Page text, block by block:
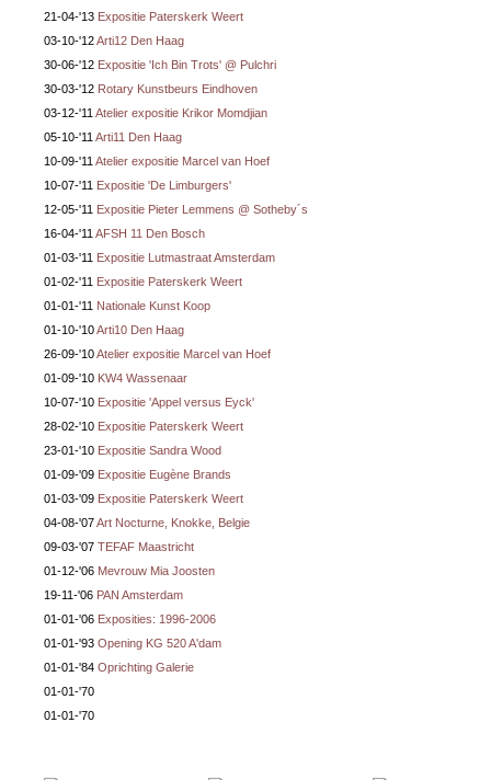
21-04-'13 Expositie Paterskerk Weert
03-10-'12Arti12 Den Haag
30-06-'12 Expositie 'Ich Bin Trots' @ Pulchri
30-03-'12 Rotary Kunstbeurs Eindhoven
03-12-'11 Atelier expositie Krikor Momdjian
05-10-'11 Arti11 Den Haag
10-09-'11 Atelier expositie Marcel van Hoef
10-07-'11 Expositie 'De Limburgers'
12-05-'11 Expositie Pieter Lemmens @ Sotheby´s
16-04-'11 AFSH 11 Den Bosch
01-03-'11 Expositie Lutmastraat Amsterdam
01-02-'11 Expositie Paterskerk Weert
01-01-'11 Nationale Kunst Koop
01-10-'10Arti10 Den Haag
26-09-'10Atelier expositie Marcel van Hoef
01-09-'10 KW4 Wassenaar
10-07-'10 Expositie 'Appel versus Eyck'
28-02-'10 Expositie Paterskerk Weert
23-01-'10 Expositie Sandra Wood
01-09-'09 Expositie Eugène Brands
01-03-'09 Expositie Paterskerk Weert
04-08-'07Art Nocturne, Knokke, Belgie
09-03-'07 TEFAF Maastricht
01-12-'06 Mevrouw Mia Joosten
19-11-'06 PAN Amsterdam
01-01-'06 Exposities: 1996-2006
01-01-'93 Opening KG 520 A'dam
01-01-'84 Oprichting Galerie
01-01-'70
01-01-'70